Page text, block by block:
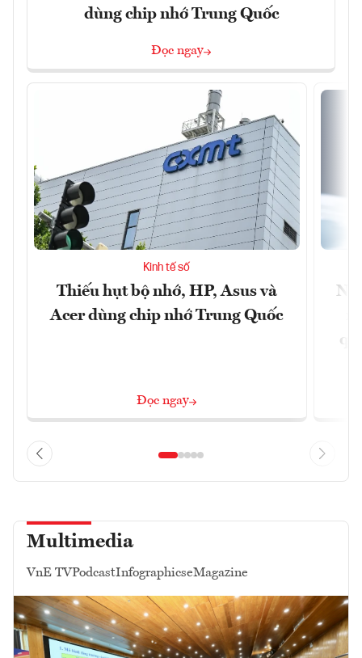
dùng chip nhớ Trung Quốc
Đọc ngay
Kinh tế số
Thiếu hụt bộ nhớ, HP, Asus và
Acer dùng chip nhớ Trung Quốc
Đọc ngay
Multimedia
VnE TVPodcastInfographicseMagazine